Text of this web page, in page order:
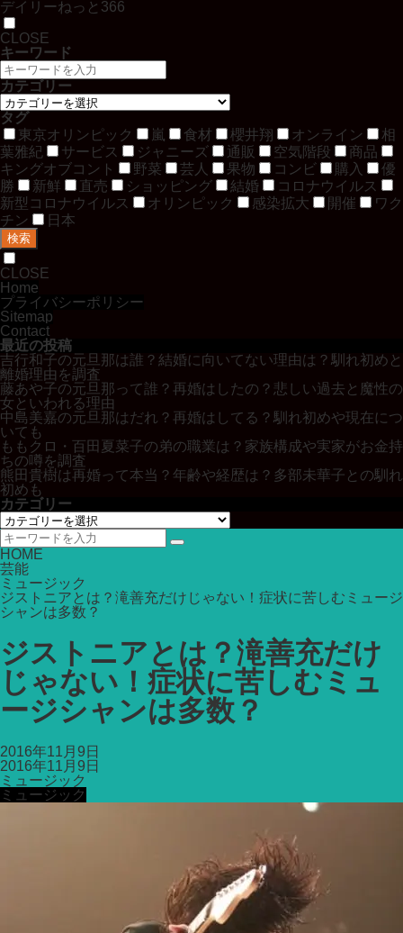
デイリーねっと366
CLOSE
キーワード
カテゴリー
タグ
東京オリンピック
嵐 食材 櫻井翔 オンライン
相
葉雅紀
サービス ジャニーズ 通販 空気階段
商品
キングオブコント
野菜 芸人 果物 コンビ 購入
優
勝
新鮮 直売 ショッピング 結婚
コロナウイルス
新型コロナウイルス
オリンピック 感染拡大 開催
ワク
チン
日本
検索
CLOSE
Home
プライバシーポリシー
Sitemap
Contact
最近の投稿
吉行和子の元旦那は誰？結婚に向いてない理由は？馴れ初めと
離婚理由を調査
藤あや子の元旦那って誰？再婚はしたの？悲しい過去と魔性の
女といわれる理由
中島美嘉の元旦那はだれ？再婚はしてる？馴れ初めや現在につ
いても
ももクロ・百田夏菜子の弟の職業は？家族構成や実家がお金持
ちの噂を調査
熊田貴樹は再婚って本当？年齢や経歴は？多部未華子との馴れ
初めも
カテゴリー
カ
テ
ゴ
リ
ー
HOME
芸能
ミュージック
ジストニアとは？滝善充だけじゃない！症状に苦しむミュージ
シャンは多数？
ジストニアとは？滝善充だけ
じゃない！症状に苦しむミュ
ージシャンは多数？
2016年11月9日
2016年11月9日
ミュージック
ミュージック